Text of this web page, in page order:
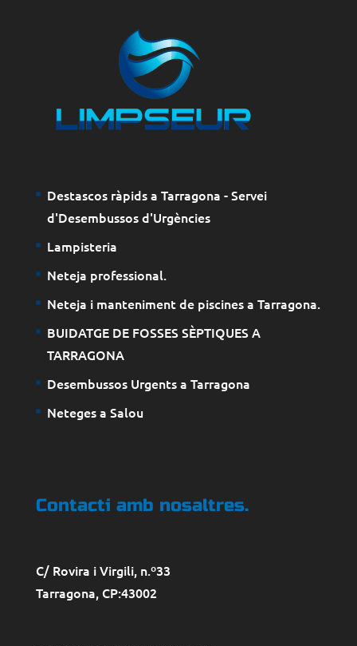
Destascos ràpids a Tarragona - Servei
d'Desembussos d'Urgències
Lampisteria
Neteja professional.
Neteja i manteniment de piscines a Tarragona.
BUIDATGE DE FOSSES SÈPTIQUES A
TARRAGONA
Desembussos Urgents a Tarragona
Neteges a Salou
Contacti amb nosaltres.
C/ Rovira i Virgili, n.º33
Tarragona, CP:43002